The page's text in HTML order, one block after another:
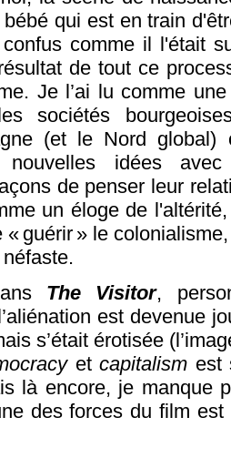
qui est en train
comme il l'était
de tout ce
Je l’ai lu comme
sociétés
(et le Nord
idées avec
de penser leur
un éloge de
« guérir » le
The Visitor,
est devenue
s’était érotisée
et capitalism est
là encore, je manque
des forces du film